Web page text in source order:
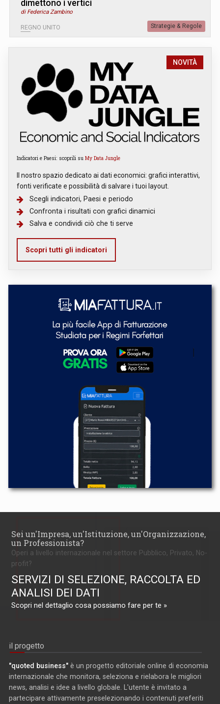
dimettono i vertici
di Federica Zambino
REGNO UNITO Strategie & Regole
NOVITÀ
Indicatori e Paesi: scoprili su My Data Jungle
Il nostro spazio dedicato ai dati economici: grafici interattivi,
fonti verificate e possibilità di salvare i tuoi layout.
Scegli indicatori, Paesi e periodo
Confronta i risultati con grafici dinamici
Salva e condividi ciò che ti serve
Scopri tutti gli indicatori
Sei un'Impresa, un'Istituzione, un'Organizzazione,
un Professionista?
Operi a livello internazionale nel settore Pubblico, Privato, No-
profit?
SERVIZI DI SELEZIONE, RACCOLTA ED
ANALISI DEI DATI
Scopri nel dettaglio cosa possiamo fare per te »
il progetto
"quoted business" è un progetto editoriale online di economia
internazionale che monitora, seleziona e rielabora le migliori
news, analisi e idee a livello globale. L'utente è invitato a
partecipare attivamente preselezionando i contenuti preferiti